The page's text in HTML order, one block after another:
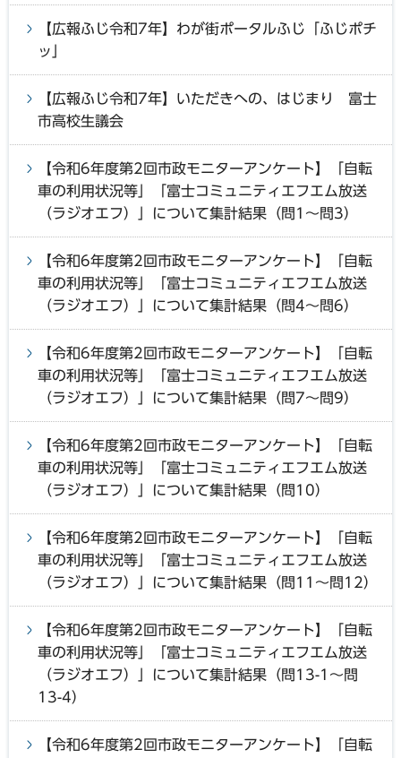
【広報ふじ令和7年】わが街ポータルふじ「ふじポチ
ッ」
【広報ふじ令和7年】いただきへの、はじまり 富士
市高校生議会
【令和6年度第2回市政モニターアンケート】「自転
車の利用状況等」「富士コミュニティエフエム放送
（ラジオエフ）」について集計結果（問1～問3）
【令和6年度第2回市政モニターアンケート】「自転
車の利用状況等」「富士コミュニティエフエム放送
（ラジオエフ）」について集計結果（問4～問6）
【令和6年度第2回市政モニターアンケート】「自転
車の利用状況等」「富士コミュニティエフエム放送
（ラジオエフ）」について集計結果（問7～問9）
【令和6年度第2回市政モニターアンケート】「自転
車の利用状況等」「富士コミュニティエフエム放送
（ラジオエフ）」について集計結果（問10）
【令和6年度第2回市政モニターアンケート】「自転
車の利用状況等」「富士コミュニティエフエム放送
（ラジオエフ）」について集計結果（問11～問12）
【令和6年度第2回市政モニターアンケート】「自転
車の利用状況等」「富士コミュニティエフエム放送
（ラジオエフ）」について集計結果（問13-1～問
13-4）
【令和6年度第2回市政モニターアンケート】「自転